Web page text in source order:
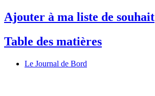
Ajouter à ma liste de souhait
Table des matières
Le Journal de Bord